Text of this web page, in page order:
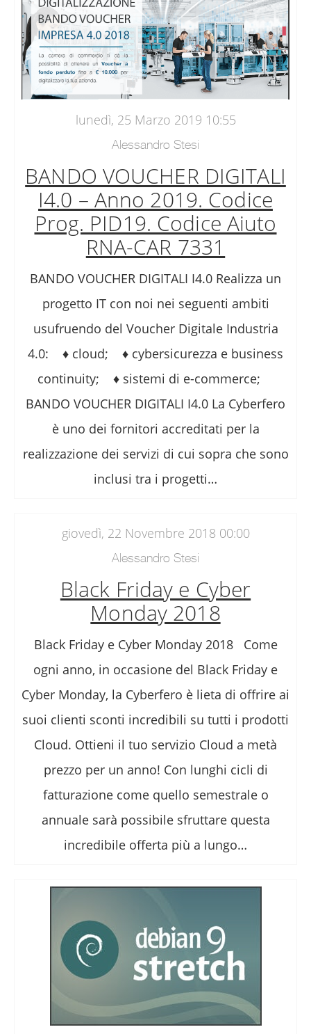
lunedì, 25 Marzo 2019 10:55
Alessandro Stesi
BANDO VOUCHER DIGITALI
I4.0 – Anno 2019. Codice
Prog. PID19. Codice Aiuto
RNA-CAR 7331
BANDO VOUCHER DIGITALI I4.0 Realizza un
progetto IT con noi nei seguenti ambiti
usufruendo del Voucher Digitale Industria
4.0: ♦ cloud; ♦ cybersicurezza e business
continuity; ♦ sistemi di e-commerce;
BANDO VOUCHER DIGITALI I4.0 La Cyberfero
è uno dei fornitori accreditati per la
realizzazione dei servizi di cui sopra che sono
inclusi tra i progetti…
giovedì, 22 Novembre 2018 00:00
Alessandro Stesi
Black Friday e Cyber
Monday 2018
Black Friday e Cyber Monday 2018 Come
ogni anno, in occasione del Black Friday e
Cyber Monday, la Cyberfero è lieta di offrire ai
suoi clienti sconti incredibili su tutti i prodotti
Cloud. Ottieni il tuo servizio Cloud a metà
prezzo per un anno! Con lunghi cicli di
fatturazione come quello semestrale o
annuale sarà possibile sfruttare questa
incredibile offerta più a lungo…